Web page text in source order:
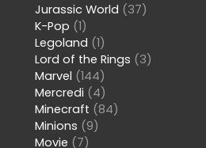
Jurassic World (37)
K-Pop (1)
Legoland (1)
Lord of the Rings (3)
Marvel (144)
Mercredi (4)
Minecraft (84)
Minions (9)
Movie (7)